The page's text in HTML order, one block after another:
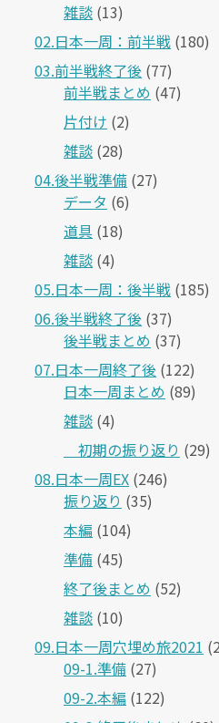
雑談 (13)
02.日本一周：前半戦 (180)
03.前半戦終了後 (77)
前半戦まとめ (47)
片付け (2)
雑談 (28)
04.後半戦準備 (27)
データ (6)
道具 (18)
雑談 (4)
05.日本一周：後半戦 (185)
06.後半戦終了後 (37)
後半戦まとめ (37)
07.日本一周終了後 (122)
日本一周まとめ (89)
雑談 (4)
＿初期の振り返り (29)
08.日本一周EX (246)
振り返り (35)
本編 (104)
準備 (45)
終了後まとめ (52)
雑談 (10)
09.日本一周穴埋め旅2021
09-1.準備 (27)
09-2.本編 (122)